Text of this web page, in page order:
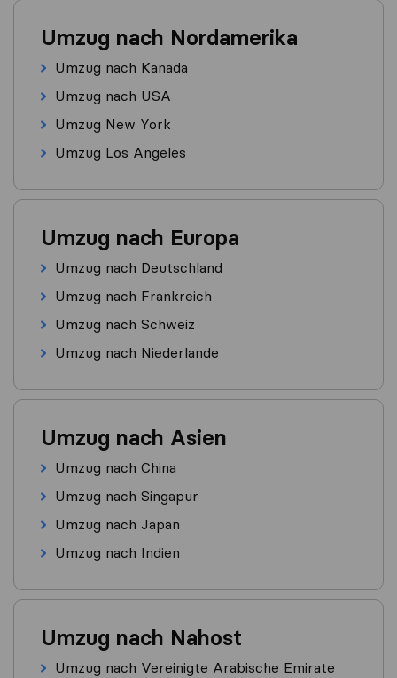
Umzug nach Nordamerika
Umzug nach Kanada
Umzug nach USA
Umzug New York
Umzug Los Angeles
Umzug nach Europa
Umzug nach Deutschland
Umzug nach Frankreich
Umzug nach Schweiz
Umzug nach Niederlande
Umzug nach Asien
Umzug nach China
Umzug nach Singapur
Umzug nach Japan
Umzug nach Indien
Umzug nach Nahost
Umzug nach Vereinigte Arabische Emirate